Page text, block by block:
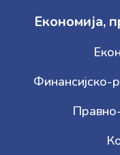
Економија,
Финансијско-